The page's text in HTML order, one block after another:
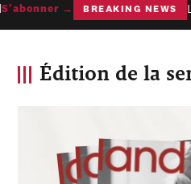
→ BREAKING NEWS
Édition de la